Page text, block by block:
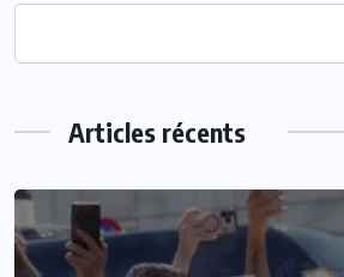
Articles récents